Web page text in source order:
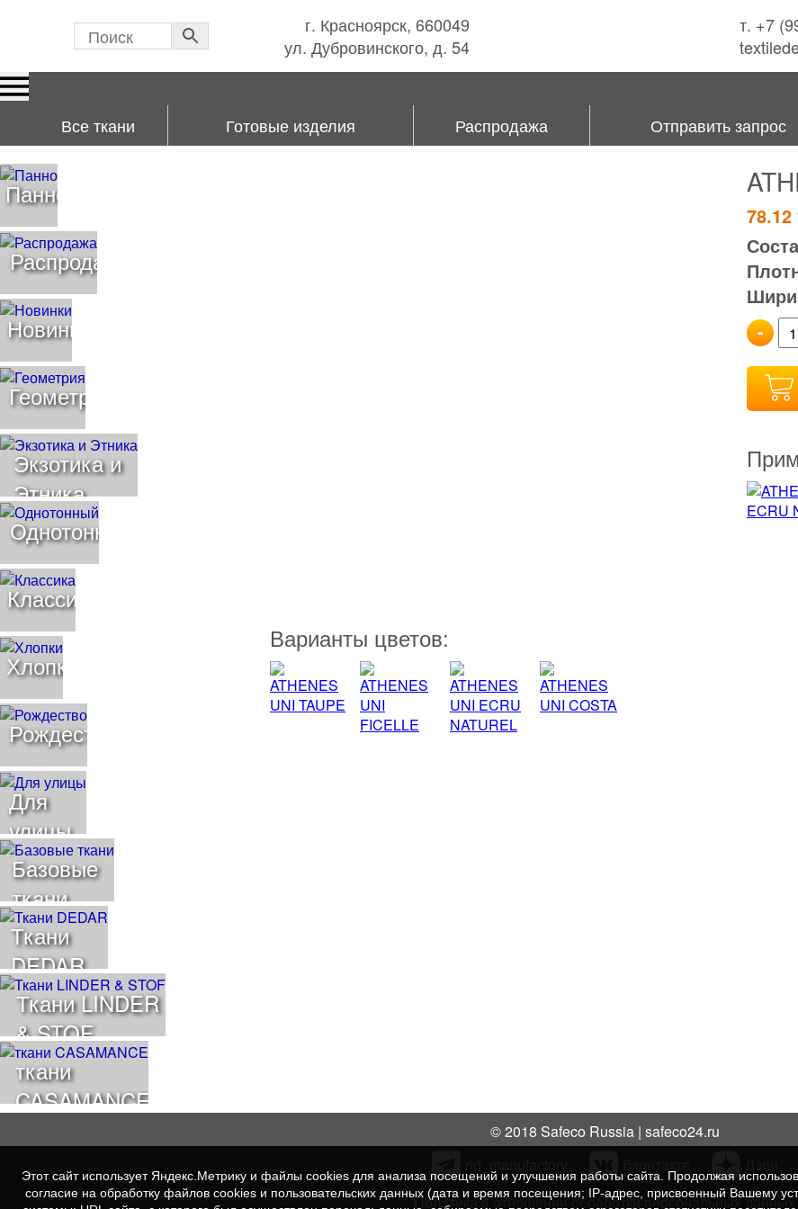
г. Красноярск, 660049
ул. Дубровинского, д. 54
т. +7
Все ткани Готовые изделия Распродажа Отправить запрос
Варианты цветов:
78.12
-
Панно
Распродажа
Новинки
Геометрия
Экзотика и
Этника
Однотонный
Классика
Хлопки
Рождество
Для
улицы
Базовые
ткани
Ткани
DEDAR
Ткани LINDER
& STOF
ткани
CASAMANCE
© 2018 Safeco Russia | safeco24.ru
Политика в отношении обработки персональных данных
Этот сайт использует Яндекс.Метрику и файлы cookies для анализа посещений и улучшения работы сайта. Продолжая
согласие на обработку файлов cookies и пользовательских данных (дата и время посещения; IP-адрес, присвоенный Вашему